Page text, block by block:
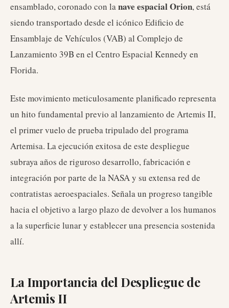
ensamblado, coronado con lanave espacial Orion, está
siendo transportado desde el icónico Edificio de
Ensamblaje de Vehículos (VAB) al Complejo de
Lanzamiento 39B en el Centro Espacial Kennedy en
Florida.
Este movimiento meticulosamente planificado representa
un hito fundamental previo al lanzamiento de Artemis II,
el primer vuelo de prueba tripulado del programa
Artemisa. La ejecución exitosa de este despliegue
subraya años de riguroso desarrollo, fabricación e
integración por parte de la NASA y su extensa red de
contratistas aeroespaciales. Señala un progreso tangible
hacia el objetivo a largo plazo de devolver a los humanos
a la superficie lunar y establecer una presencia sostenida
allí.
La Importancia del Despliegue de
Artemis II